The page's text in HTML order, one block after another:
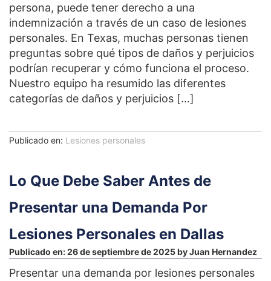
persona, puede tener derecho a una
indemnización a través de un caso de lesiones
personales. En Texas, muchas personas tienen
preguntas sobre qué tipos de daños y perjuicios
podrían recuperar y cómo funciona el proceso.
Nuestro equipo ha resumido las diferentes
categorías de daños y perjuicios […]
Publicado en: Lesiones personales
Lo Que Debe Saber Antes de
Presentar una Demanda Por
Lesiones Personales en Dallas
Publicado en:26 de septiembre de 2025byJuan Hernandez
Presentar una demanda por lesiones personales